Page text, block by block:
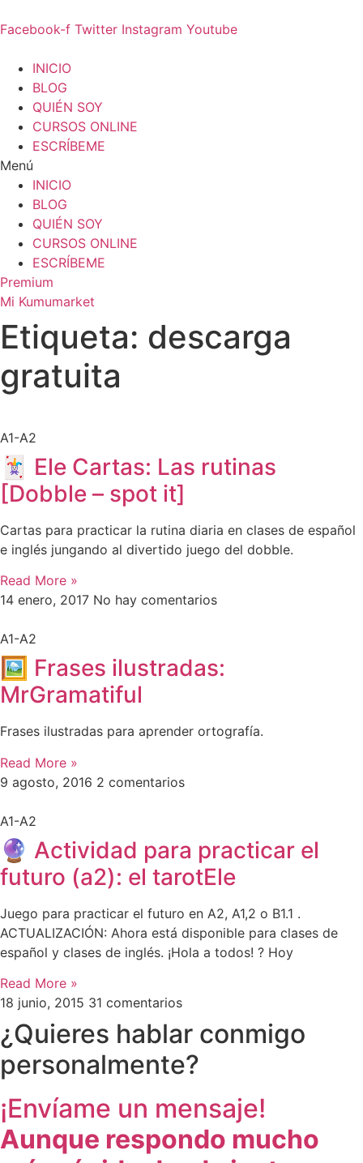
al
Facebook-f Twitter Instagram Youtube
INICIO
BLOG
QUIÉN SOY
CURSOS ONLINE
ESCRÍBEME
Menú
INICIO
BLOG
QUIÉN SOY
CURSOS ONLINE
ESCRÍBEME
Premium
Mi Kumumarket
Etiqueta: descarga
gratuita
A1-A2
🃏 Ele Cartas: Las rutinas
[Dobble – spot it]
Cartas para practicar la rutina diaria en clases de español
e inglés jungando al divertido juego del dobble.
Read More »
14 enero, 2017 No hay comentarios
A1-A2
🖼 Frases ilustradas:
MrGramatiful
Frases ilustradas para aprender ortografía.
Read More »
9 agosto, 2016 2 comentarios
A1-A2
🔮 Actividad para practicar el
futuro (a2): el tarotEle
Juego para practicar el futuro en A2, A1,2 o B1.1 .
ACTUALIZACIÓN: Ahora está disponible para clases de
español y clases de inglés. ¡Hola a todos! ? Hoy
Read More »
18 junio, 2015 31 comentarios
¿Quieres hablar conmigo
personalmente?
¡Envíame un mensaje!
Aunque respondo mucho